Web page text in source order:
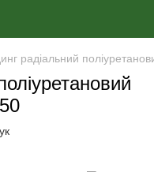
радіальний